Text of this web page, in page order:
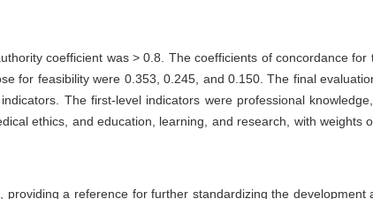
coefficient was > 0.8. The coefficients of concordance for
for feasibility were 0.353, 0.245, and 0.150. The final
The first-level indicators were professional
ethics, and education, learning, and research, with weights
a reference for further standardizing the development